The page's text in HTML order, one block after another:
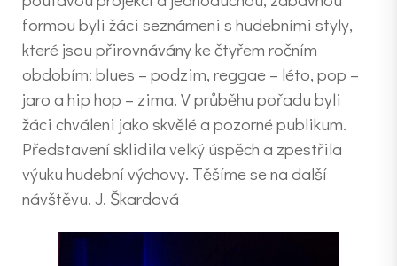
formou byli žáci seznámeni s hudebními styly,
které jsou přirovnávány ke čtyřem ročním
obdobím: blues – podzim, reggae – léto, pop –
jaro a hip hop – zima. V průběhu pořadu byli
žáci chváleni jako skvělé a pozorné publikum.
Představení sklidila velký úspěch a zpestřila
výuku hudební výchovy. Těšíme se na další
návštěvu. J. Škardová